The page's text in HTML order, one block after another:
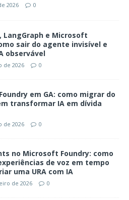
2026 0
LangGraph e Microsoft
sair do agente invisível e
observável
de 2026 0
em GA: como migrar do
transformar IA em dívida
de 2026 0
no Microsoft Foundry: como
de voz em tempo
uma URA com IA
de 2026 0